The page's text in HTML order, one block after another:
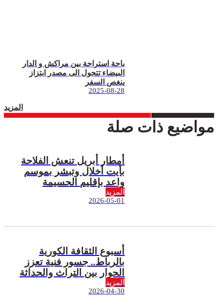
باحة استراحة بين مراكش و الدار
البيضاء تتحول الى مصدر ابتزاز
ينغص السفر
2025-08-28
المزيد
مواضيع ذات صلة
أمطار أبريل تنعش الفلاحة
بأيت أخلال وتبشر بموسم
واعد بإقليم الحسيمة
المزيد
2026-05-01
أسبوع الثقافة الكورية
بالرباط.. جسور فنية تعزز
الحوار بين التراث والحداثة
المزيد
2026-04-30